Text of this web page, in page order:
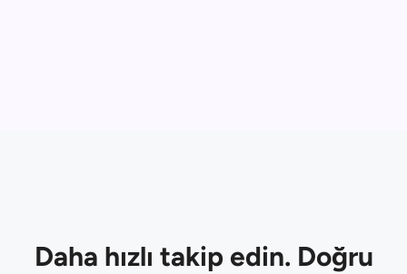
Daha hızlı takip edin. Doğru